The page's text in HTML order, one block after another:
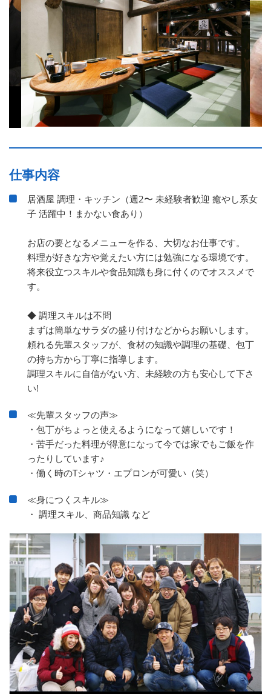
仕事内容
居酒屋 調理・キッチン（週2〜 未経験者歓迎 癒やし系女
子 活躍中！まかない食あり）
お店の要となるメニューを作る、大切なお仕事です。
料理が好きな方や覚えたい方には勉強になる環境です。
将来役立つスキルや食品知識も身に付くのでオススメで
す。
◆ 調理スキルは不問
まずは簡単なサラダの盛り付けなどからお願いします。
頼れる先輩スタッフが、食材の知識や調理の基礎、包丁
の持ち方から丁寧に指導します。
調理スキルに自信がない方、未経験の方も安心して下さ
い!
≪先輩スタッフの声≫
・包丁がちょっと使えるようになって嬉しいです！
・苦手だった料理が得意になって今では家でもご飯を作
ったりしています♪
・働く時のTシャツ・エプロンが可愛い（笑）
≪身につくスキル≫
・ 調理スキル、商品知識 など